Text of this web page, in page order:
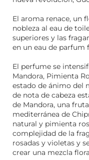
El aroma renace, un
nobleza al eau de
superiores y las
en un eau de parfum
El perfume se
Mandora, Pimienta
estado de ánimo del
de nota de cabeza
de Mandora, una
mediterránea de
natural y pimienta
complejidad de la
rosadas y violetas y
crear una mezcla